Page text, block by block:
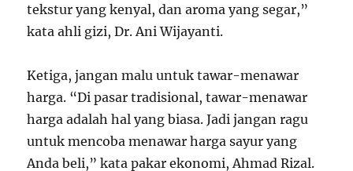
tekstur yang kenyal, dan aroma yang segar,”
kata ahli gizi, Dr. Ani Wijayanti.
Ketiga, jangan malu untuk tawar-menawar
harga. “Di pasar tradisional, tawar-menawar
harga adalah hal yang biasa. Jadi jangan ragu
untuk mencoba menawar harga sayur yang
Anda beli,” kata pakar ekonomi, Ahmad Rizal.